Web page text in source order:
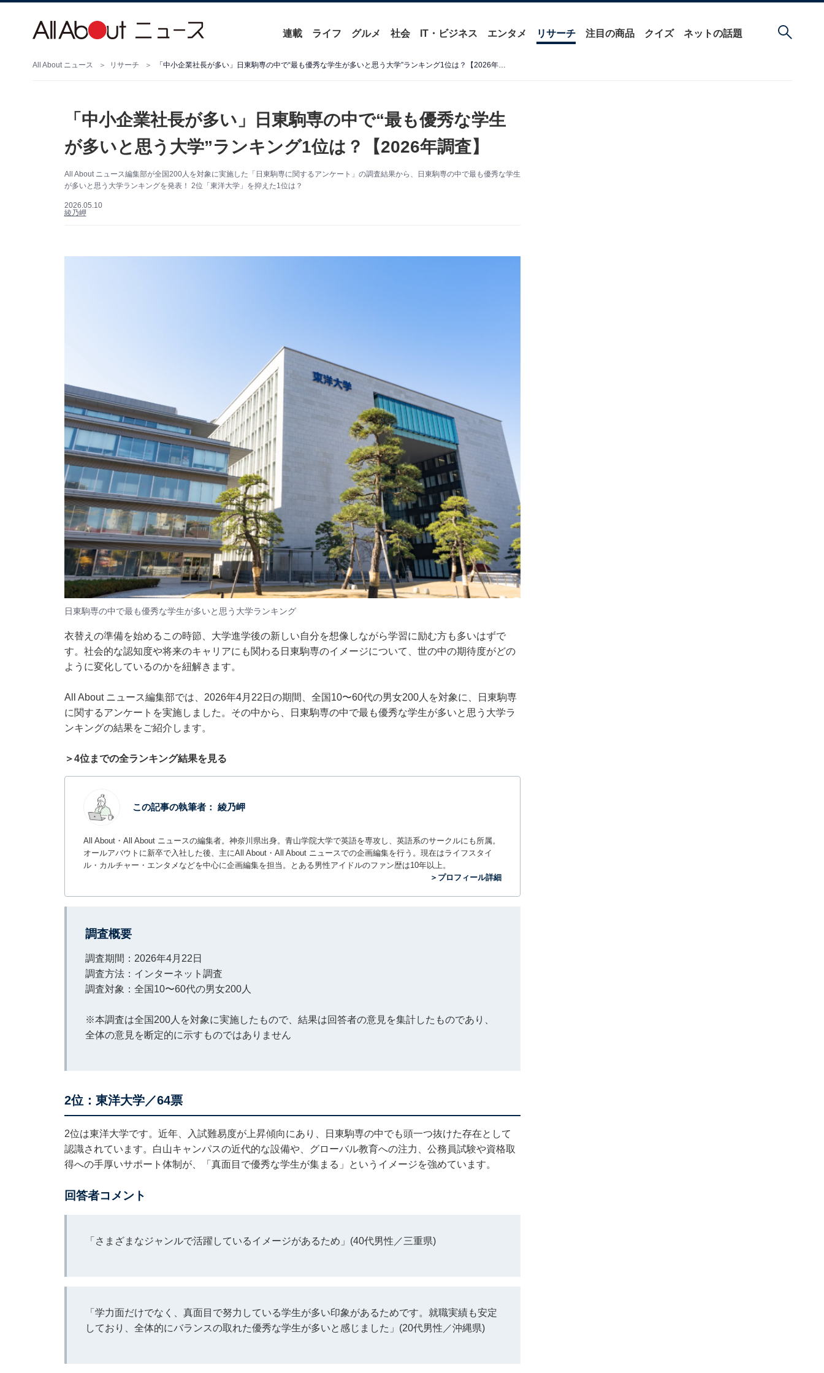
連載 ライフ グルメ 社会 IT・ビジネス エンタメ リサーチ 注目の商品 クイズ ネットの話題
All About ニュース リサーチ 「中小企業社長が多い」日東駒専の中で“最も優秀な学生が多いと思う大学”ランキング1位は？【2026年調査】
「中小企業社長が多い」日東駒専の中で“最も優秀な学生
が多いと思う大学”ランキング1位は？【2026年調査】
All About ニュース編集部が全国200人を対象に実施した「日東駒専に関するアンケート」の調査結果から、日東駒専の中で最も優秀な学生
が多いと思う大学ランキングを発表！ 2位「東洋大学」を抑えた1位は？
2026.05.10
綾乃岬
日東駒専の中で最も優秀な学生が多いと思う大学ランキング
衣替えの準備を始めるこの時節、大学進学後の新しい自分を想像しながら学習に励む方も多いはずで
す。社会的な認知度や将来のキャリアにも関わる日東駒専のイメージについて、世の中の期待度がどの
ように変化しているのかを紐解きます。
All About ニュース編集部では、2026年4月22日の期間、全国10〜60代の男女200人を対象に、日東駒専
に関するアンケートを実施しました。その中から、日東駒専の中で最も優秀な学生が多いと思う大学ラ
ンキングの結果をご紹介します。
＞4位までの全ランキング結果を見る
この記事の執筆者： 綾乃岬
All About・All About ニュースの編集者。神奈川県出身。青山学院大学で英語を専攻し、英語系のサークルにも所属。
オールアバウトに新卒で入社した後、主にAll About・All About ニュースでの企画編集を行う。現在はライフスタイ
ル・カルチャー・エンタメなどを中心に企画編集を担当。とある男性アイドルのファン歴は10年以上。
＞プロフィール詳細
調査概要
調査期間：2026年4月22日
調査方法：インターネット調査
調査対象：全国10〜60代の男女200人
※本調査は全国200人を対象に実施したもので、結果は回答者の意見を集計したものであり、
全体の意見を断定的に示すものではありません
2位：東洋大学／64票
2位は東洋大学です。近年、入試難易度が上昇傾向にあり、日東駒専の中でも頭一つ抜けた存在として
認識されています。白山キャンパスの近代的な設備や、グローバル教育への注力、公務員試験や資格取
得への手厚いサポート体制が、「真面目で優秀な学生が集まる」というイメージを強めています。
回答者コメント
「さまざまなジャンルで活躍しているイメージがあるため」(40代男性／三重県)
「学力面だけでなく、真面目で努力している学生が多い印象があるためです。就職実績も安定
しており、全体的にバランスの取れた優秀な学生が多いと感じました」(20代男性／沖縄県)